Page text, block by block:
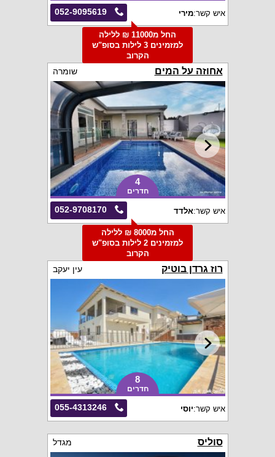
052-9095619 איש קשר:מירי
החל מ11000 ₪ ללילה
למזמינים 3 לילות בסופ"ש
הקרוב
אחוזה על המים שומרה
4
חדרים
052-9708170 איש קשר:אלדד
החל מ8000 ₪ ללילה
למזמינים 2 לילות בסופ"ש
הקרוב
רוז גרדן בוטיק עין יעקב
8
חדרים
055-4313246 איש קשר:יוסי
סוליס מגדל